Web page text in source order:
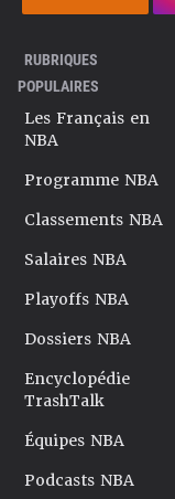
RUBRIQUES
POPULAIRES
Les Français en
NBA
Programme NBA
Classements NBA
Salaires NBA
Playoffs NBA
Dossiers NBA
Encyclopédie
TrashTalk
Équipes NBA
Podcasts NBA